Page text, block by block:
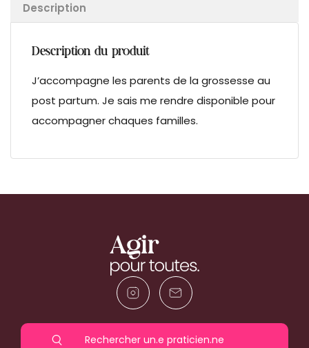
Description
Description du produit
J’accompagne les parents de la grossesse au
post partum. Je sais me rendre disponible pour
accompagner chaques familles.
Rechercher un.e praticien.ne